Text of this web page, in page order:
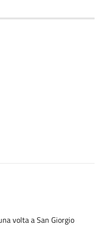
volta a San Giorgio